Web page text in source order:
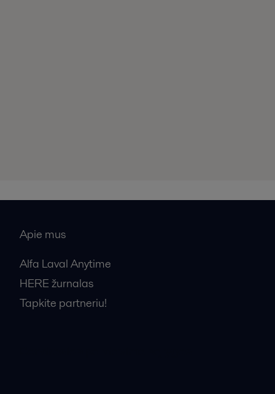
Apie mus
Alfa Laval Anytime
HERE žurnalas
Tapkite partneriu!